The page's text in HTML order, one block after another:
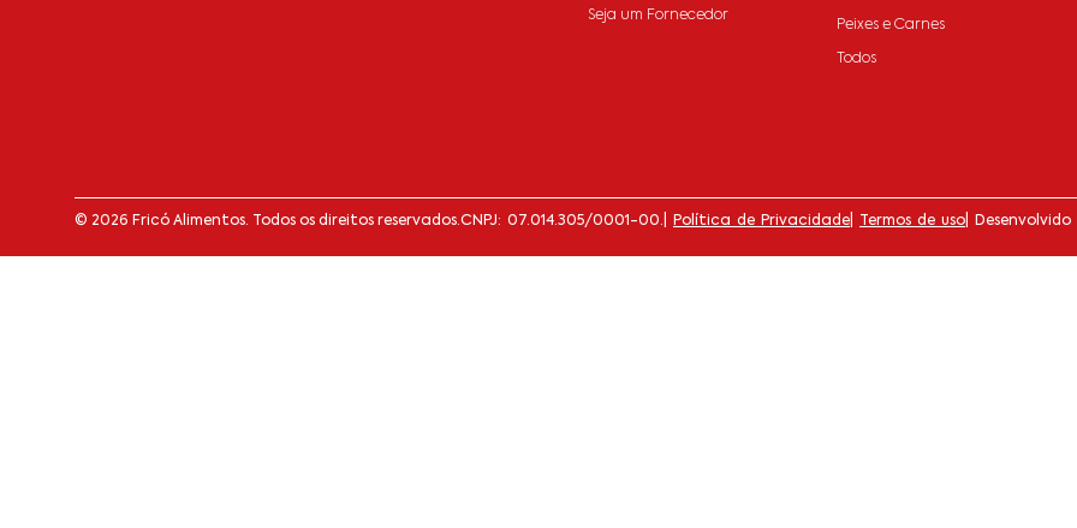
Seja um Fornecedor
Peixes e Carnes
Todos
© 2026 Fricó Alimentos. Todos os direitos reservados.CNPJ: 07.014.305/0001-00. Política de Privacidade Termos de uso |